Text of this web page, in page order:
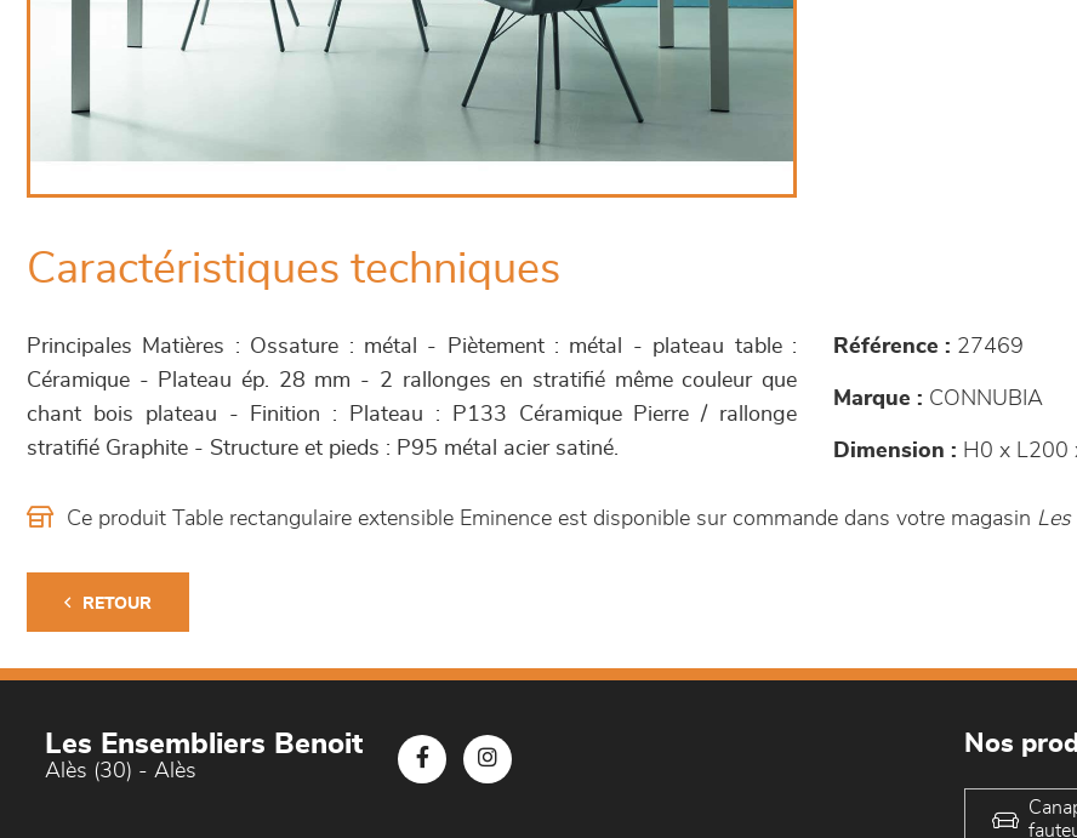
Caractéristiques techniques
Principales Matières : Ossature : métal - Piètement : métal - plateau table :
Céramique - Plateau ép. 28 mm - 2 rallonges en stratifié même couleur que
chant bois plateau - Finition : Plateau : P133 Céramique Pierre / rallonge
stratifié Graphite - Structure et pieds : P95 métal acier satiné.
Référence : 27469
Marque : CONNUBIA
Dimension : H0 x L200
Ce produit Table rectangulaire extensible Eminence est disponible sur commande dans votre magasin Les
RETOUR
Les Ensembliers Benoit
Alès (30) - Alès
Nos